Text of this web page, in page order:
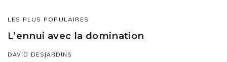
LES PLUS POPULAIRES
L’ennui avec la domination
DAVID DESJARDINS